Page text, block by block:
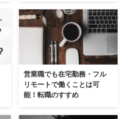
営業職でも在宅勤務・フル
リモートで働くことは可
能！転職のすすめ